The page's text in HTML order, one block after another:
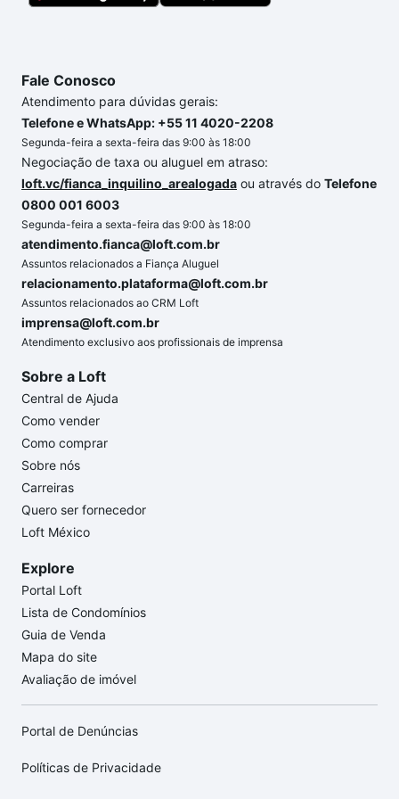
Fale Conosco
Atendimento para dúvidas gerais:
Telefone e WhatsApp: +55 11 4020-2208
Segunda-feira a sexta-feira das 9:00 às 18:00
Negociação de taxa ou aluguel em atraso:
loft.vc/fianca_inquilino_arealogada ou através do Telefone
0800 001 6003
Segunda-feira a sexta-feira das 9:00 às 18:00
atendimento.fianca@loft.com.br
Assuntos relacionados a Fiança Aluguel
relacionamento.plataforma@loft.com.br
Assuntos relacionados ao CRM Loft
imprensa@loft.com.br
Atendimento exclusivo aos profissionais de imprensa
Sobre a Loft
Central de Ajuda
Como vender
Como comprar
Sobre nós
Carreiras
Quero ser fornecedor
Loft México
Explore
Portal Loft
Lista de Condomínios
Guia de Venda
Mapa do site
Avaliação de imóvel
Portal de Denúncias
Políticas de Privacidade